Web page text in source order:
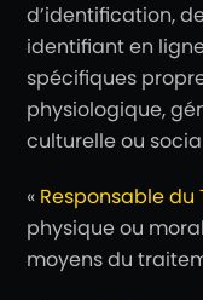
d’identification,
identifiant en
spécifiques
physiologique,
culturelle ou
« Responsable
physique ou
moyens du